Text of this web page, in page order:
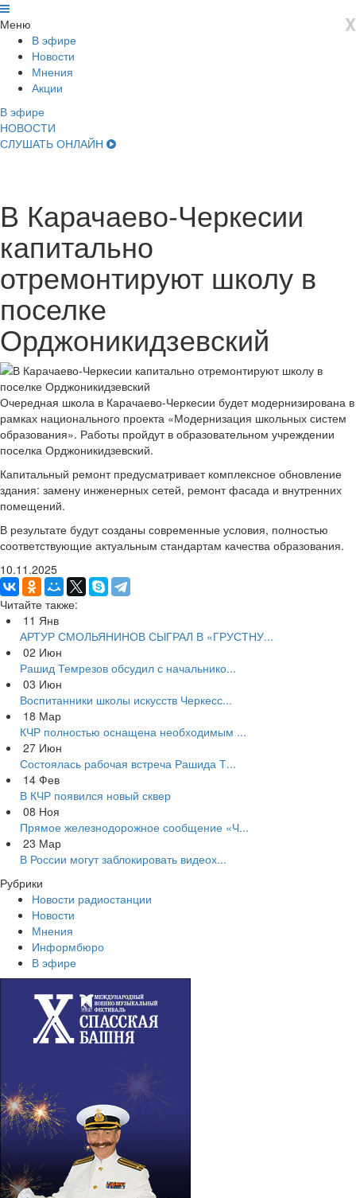
X
Меню
В эфире
Новости
Мнения
Акции
В эфире
НОВОСТИ
СЛУШАТЬ ОНЛАЙН
В Карачаево-Черкесии
капитально
отремонтируют школу в
поселке
Орджоникидзевский
Очередная школа в Карачаево-Черкесии будет модернизирована в
рамках национального проекта «Модернизация школьных систем
образования». Работы пройдут в образовательном учреждении
поселка Орджоникидзевский.
Капитальный ремонт предусматривает комплексное обновление
здания: замену инженерных сетей, ремонт фасада и внутренних
помещений.
В результате будут созданы современные условия, полностью
соответствующие актуальным стандартам качества образования.
10.11.2025
Читайте также:
11 Янв
АРТУР СМОЛЬЯНИНОВ СЫГРАЛ В «ГРУСТНУ...
02 Июн
Рашид Темрезов обсудил с начальнико...
03 Июн
Воспитанники школы искусств Черкесс...
18 Мар
КЧР полностью оснащена необходимым ...
27 Июн
Состоялась рабочая встреча Рашида Т...
14 Фев
В КЧР появился новый сквер
08 Ноя
Прямое железнодорожное сообщение «Ч...
23 Мар
В России могут заблокировать видеох...
Рубрики
Новости радиостанции
Новости
Мнения
Информбюро
В эфире